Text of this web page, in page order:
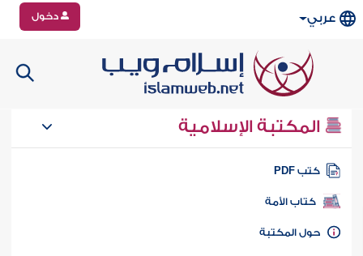
عربي دخول
المكتبة الإسلامية
كتب PDF
كتاب الأمة